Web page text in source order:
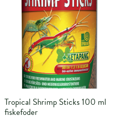
Tropical Shrimp Sticks 100 ml
fiskefoder